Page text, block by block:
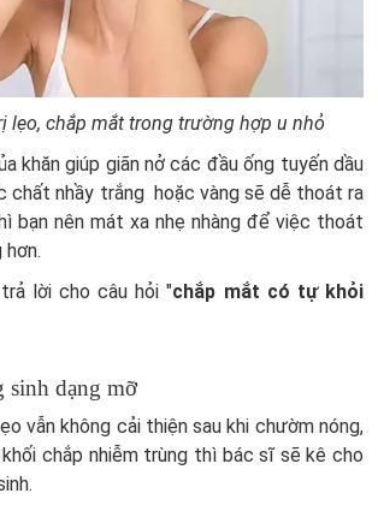
lẹo, chắp mắt trong trường hợp u nhỏ
khăn giúp giãn nở các đầu ống tuyến dầu
chất nhầy trắng hoặc vàng sẽ dễ thoát ra
bạn nên mát xa nhẹ nhàng để việc thoát
lời cho câu hỏi "chắp mắt có tự khỏi
sinh dạng mỡ
vẫn không cải thiện sau khi chườm nóng,
chắp nhiễm trùng thì bác sĩ sẽ kê cho